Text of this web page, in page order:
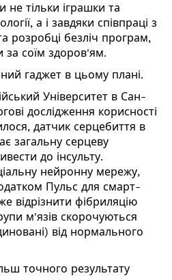
не тільки іграшки та
а і завдяки співпраці з
розробці безліч програм,
за соїм здоров'ям.
гаджет в цьому плані.
Університет в Сан-
дослідження корисності
датчик серцебиття в
загальну серцеву
до інсульту.
нейронну мережу,
Пульс для смарт-
відрізнити фібриляцію
м'язів скорочуються
від нормального
точного результату